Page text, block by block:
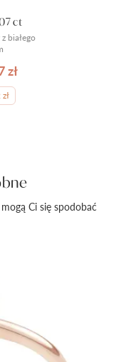
białego
ct
zł
Ci się spodobać